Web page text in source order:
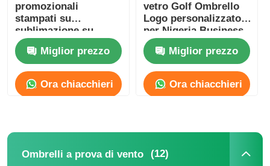
promozionali
stampati su
sublimazione su
misura Ombrello con
apertura automatica
Miglior prezzo
Ora chiacchieri
vetro Golf Ombrello
Logo personalizzato
per Nigeria Business
Gifts
Miglior prezzo
Ora chiacchieri
Ombrelli a prova di vento (12)